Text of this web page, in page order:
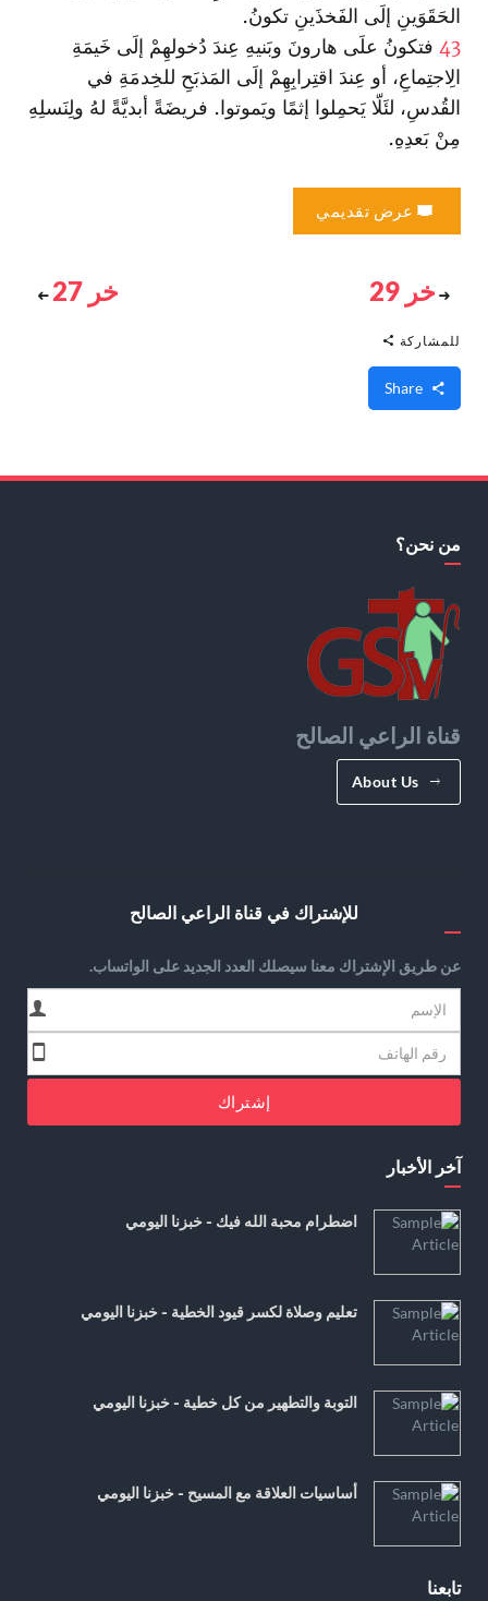
الحَقَوَينِ إلَى الفَخذَينِ تكونُ.
43 فتكونُ علَى هارونَ وبَنيهِ عِندَ دُخولهِمْ إلَى خَيمَةِ
الِاجتِماعِ، أو عِندَ اقتِرابِهِمْ إلَى المَذبَحِ للخِدمَةِ في
القُدسِ، لئَلّا يَحمِلوا إثمًا ويَموتوا. فريضَةً أبديَّةً لهُ ولِنَسلِهِ
مِنْ بَعدِهِ.
عرض تقديمي
خر 29 خر 27
للمشاركة
من نحن؟
قناة الراعي الصالح
About Us
للإشتراك في قناة الراعي الصالح
عن طريق الإشتراك معنا سيصلك العدد الجديد على الواتساب.
إشتراك
آخر الأخبار
اضطرام محبة الله فيك - خبزنا اليومي
تعليم وصلاة لكسر قيود الخطية - خبزنا اليومي
التوبة والتطهير من كل خطية - خبزنا اليومي
أساسيات العلاقة مع المسيح - خبزنا اليومي
تابعنا